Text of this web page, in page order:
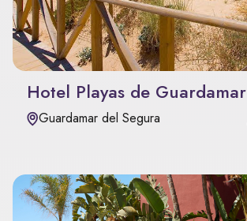
Hotel Playas de Guardamar
Guardamar del Segura